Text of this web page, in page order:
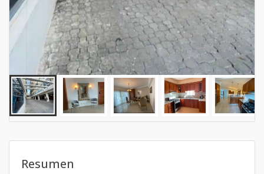
Resumen